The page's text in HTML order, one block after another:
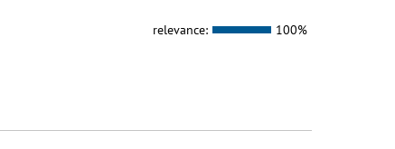
relevance: 100%